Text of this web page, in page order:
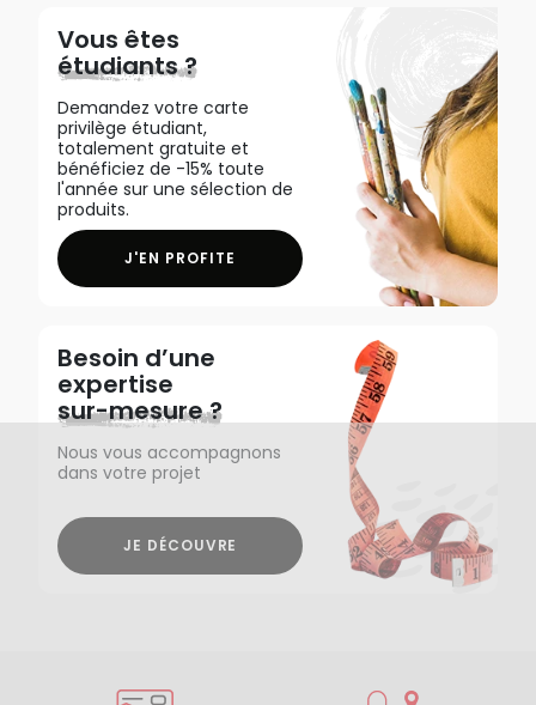
Vous êtes
étudiants ?
Demandez votre carte
privilège étudiant,
totalement gratuite et
bénéficiez de -15% toute
l'année sur une sélection de
produits.
J'EN PROFITE
Besoin d’une
expertise
sur-mesure ?
Nous vous accompagnons
dans votre projet
JE DÉCOUVRE